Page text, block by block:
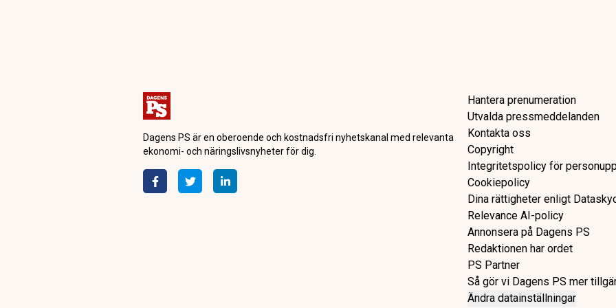
Dagensps.se
Guldpriset på högsta nivån sedan juni –